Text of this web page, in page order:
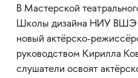
В Мастерской
Школы дизайна НИУ ВШЭ
новый актёрско-
руководством Кирилла
слушатели освоят